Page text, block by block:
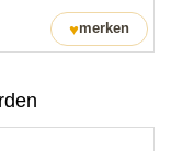
♥merken